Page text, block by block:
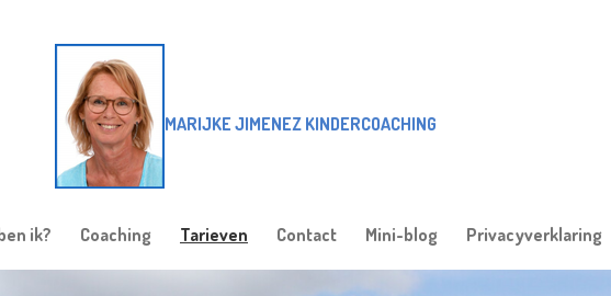
MARIJKE JIMENEZ KINDERCOACHING
ik? Coaching Tarieven Contact Mini-blog Privacyverklaring